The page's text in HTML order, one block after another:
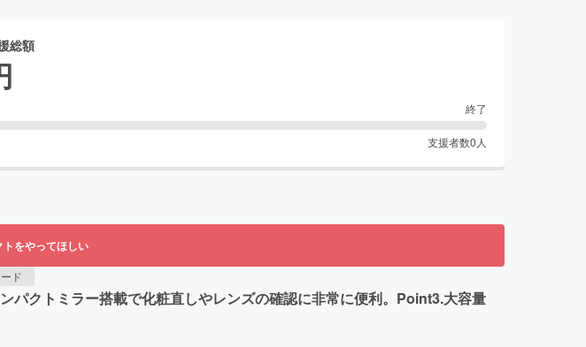
総額
終了
支援者数0 人
をやってほしい
ド
クトミラー搭載で化粧直しやレンズの確認に非常に便利。Point3.大容量